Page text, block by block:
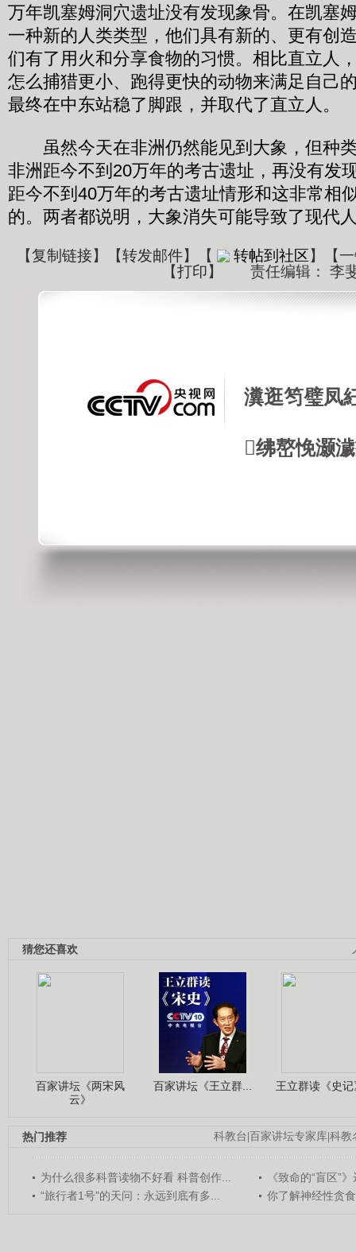
万年凯塞姆洞穴遗址没有发现象骨。在凯塞
一种新的人类类型，他们具有新的、更有创
们有了用火和分享食物的习惯。相比直立人
怎么捕猎更小、跑得更快的动物来满足自己
最终在中东站稳了脚跟，并取代了直立人。
虽然今天在非洲仍然能见到大象，但种
非洲距今不到20万年的考古遗址，再没有发
距今不到40万年的考古遗址情形和这非常相
的。两者都说明，大象消失可能导致了现代
【复制链接】【转发邮件】 【 转帖到社区】【
【打印】 责任编辑： 李
瀵逛笉璧凤
绋嶅悗灏
猜您还喜欢
百家讲坛《两宋风
云》
百家讲坛《王立群... 王立群读《史
科教台 百家讲坛专家库 科教
热门推荐
为什么很多科普读物不好看 科普创作...
《致命的“盲区”
“旅行者1号”的天问：永远到底有多...
你了解神经性贪